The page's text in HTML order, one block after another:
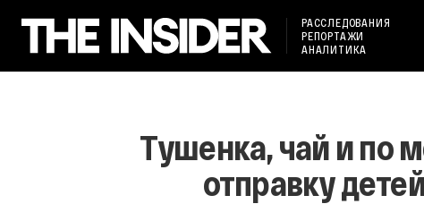
РАССЛЕДОВАНИЯ
РЕПОРТАЖИ
АНАЛИТИКА
Тушенка, чай и по
отправку